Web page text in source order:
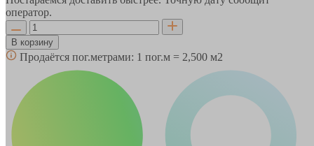
оператор.
В корзину
Продаётся пог.метрами: 1 пог.м = 2,500 м2